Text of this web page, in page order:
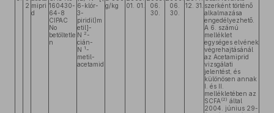
2 mipri
d
160430-
64-8
CIPAC
No
betöltetle
n
6-klór-
3-
piridil)m
etil]-
N 2-
cián-
N 1-
metil-
acetamid
g/kg
01. 01.
06.
30.
06.
30.
12. 31. szerként történő
alkalmazása
engedélyezhető.
A 6. számú
melléklet
egységes elvének
végrehajtásánál
az Acetamiprid
vizsgálati
jelentést, és
különösen annak
I. és II.
mellékletében az
SCFA (2) által
2004. június 29-